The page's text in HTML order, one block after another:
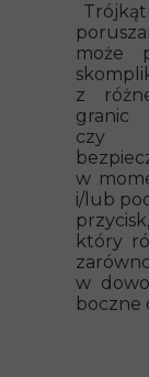
może
z
czy
w
i/lub
który
w
boczne